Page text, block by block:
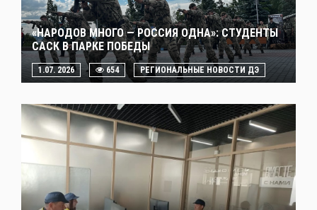
«НАРОДОВ МНОГО — РОССИЯ ОДНА»: СТУДЕНТЫ
САСК В ПАРКЕ ПОБЕДЫ
1.07. 2026 654 РЕГИОНАЛЬНЫЕ НОВОСТИ ДЭ